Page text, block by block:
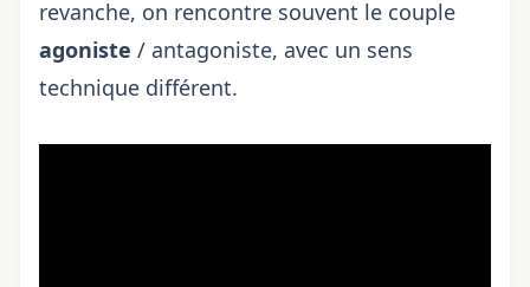
revanche, on rencontre souvent le couple
agoniste / antagoniste, avec un sens
technique différent.